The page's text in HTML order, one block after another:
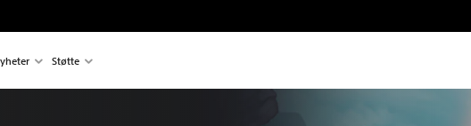
Støtte